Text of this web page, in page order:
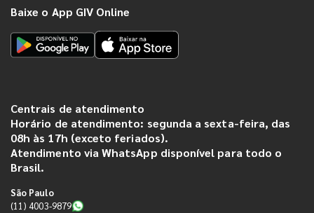
Baixe o App GIV Online
Centrais de atendimento
Horário de atendimento: segunda a sexta-feira, das
08h às 17h (exceto feriados).
Atendimento via WhatsApp disponível para todo o
Brasil.
São Paulo
(11) 4003-9879